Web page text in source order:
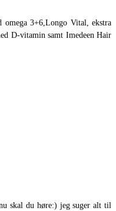
omega 3+6,Longo Vital, ekstra
D-vitamin samt Imedeen Hair
skal du høre:) jeg suger alt til